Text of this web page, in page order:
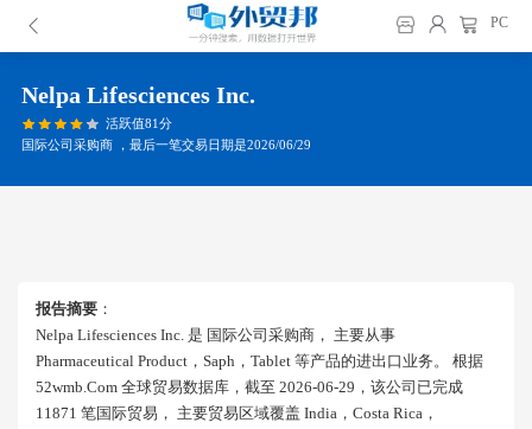
PC
Nelpa Lifesciences Inc.
活跃值81分
国际公司采购商 ，最后一笔交易日期是2026/06/29
报告摘要 ：
Nelpa Lifesciences Inc. 是 国际公司采购商， 主要从事
Pharmaceutical Product，saph，tablet 等产品的进出口业务。 根据
52wmb.com 全球贸易数据库，截至 2026-06-29，该公司已完成
11871 笔国际贸易， 主要贸易区域覆盖 India，costa Rica，